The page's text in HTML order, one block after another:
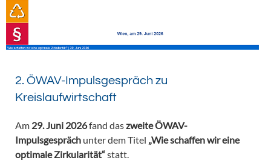
2. ÖWAV-Impulsgespräch zu
Kreislaufwirtschaft
Am 29. Juni 2026fand daszweite ÖWAV-
Impulsgespräch unter dem Titel „Wie schaffen wir eine
optimale Zirkularität“statt.